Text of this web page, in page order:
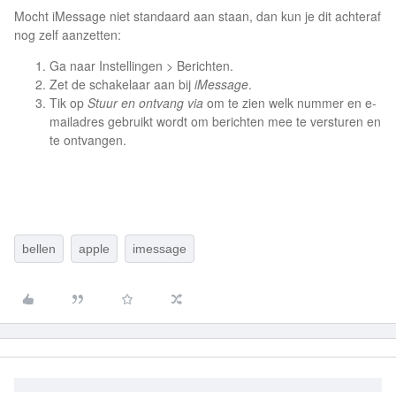
Mocht iMessage niet standaard aan staan, dan kun je dit achteraf
nog zelf aanzetten:
Ga naar Instellingen > Berichten.
Zet de schakelaar aan bij iMessage.
Tik op Stuur en ontvang via om te zien welk nummer en e-
mailadres gebruikt wordt om berichten mee te versturen en
te ontvangen.
bellen apple imessage